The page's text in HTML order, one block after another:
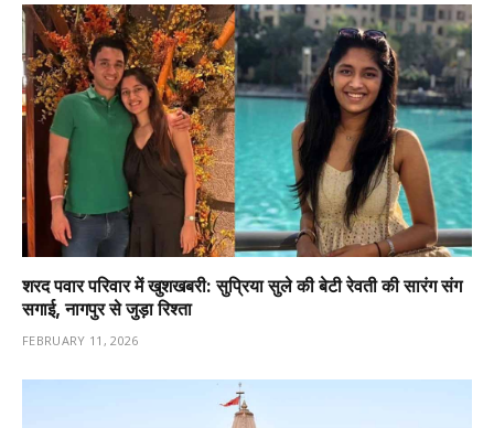
शरद पवार परिवार में खुशखबरी: सुप्रिया सुले की बेटी रेवती की सारंग संग
सगाई, नागपुर से जुड़ा रिश्ता
FEBRUARY 11, 2026